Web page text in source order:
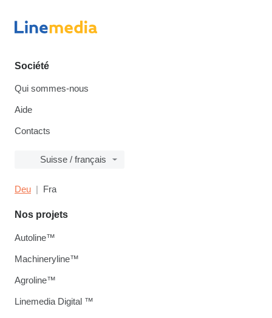
Société
Qui sommes-nous
Aide
Contacts
Suisse / français
Deu Fra
Nos projets
Autoline™
Machineryline™
Agroline™
Linemedia Digital ™